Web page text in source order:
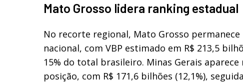
Mato Grosso lidera ranking estadual
No recorte regional, Mato Grosso permanece
nacional, com VBP estimado em R$ 213,5
15% do total brasileiro. Minas Gerais aparece
posição, com R$ 171,6 bilhões (12,1%),